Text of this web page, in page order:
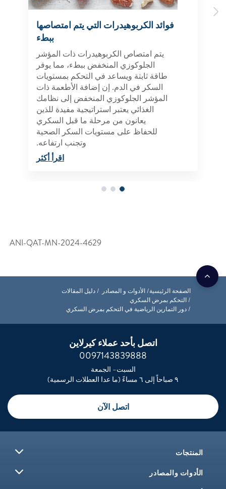
Previous
فوائد الكربوهيدرات التي يتم امتصاصها
ببطء
يتم امتصاص الكربوهيدرات ذات المؤشر
الجلوكوزي المنخفض ببطء، مما يوفر
طاقة ثابتة ويساعد في التحكم بمستويات
السكر في الدم. إن إضافة الأطعمة ذات
المؤشر الجلوكوزي المنخفض إلى نظامك
الغذائي يعتبر استراتيجية مفيدة للذين
يعانون من مرحلة ما قبل السكري
للحفاظ على مستويات السكر الصحية
وتجنب ارتفاعه.
اقرأ أكثر
ANI-QAT-MN-2024-4629
الصفحة الرئيسية الأدوات و المصادر
دليل المقالات
التحكم بمرض السكري
دور التمارين الرياضية في التحكم بمرض السكري
اتصل بأحد عملاء كيرلاين
0097143839888
السبت– الجمعة
٩ صباحاً إلى ٦ مساءً (ما عدا العطلات الرسمية)
اتصل الآن
المنتجات
الأدوات والمصادر